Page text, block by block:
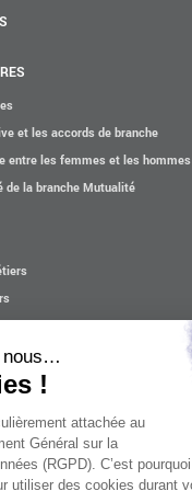
et les accords de branche
entre les femmes et les hommes
de la branche Mutualité